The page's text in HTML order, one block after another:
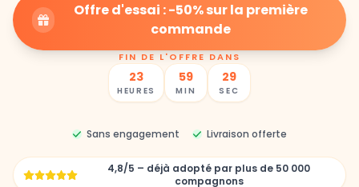
Offre d'essai : -50% sur la première
commande
FIN DE L'OFFRE DANS
23
HEURES
59
MIN
27
SEC
Sans engagement Livraison offerte
4,8/5 – déjà adopté par plus de 50 000
compagnons